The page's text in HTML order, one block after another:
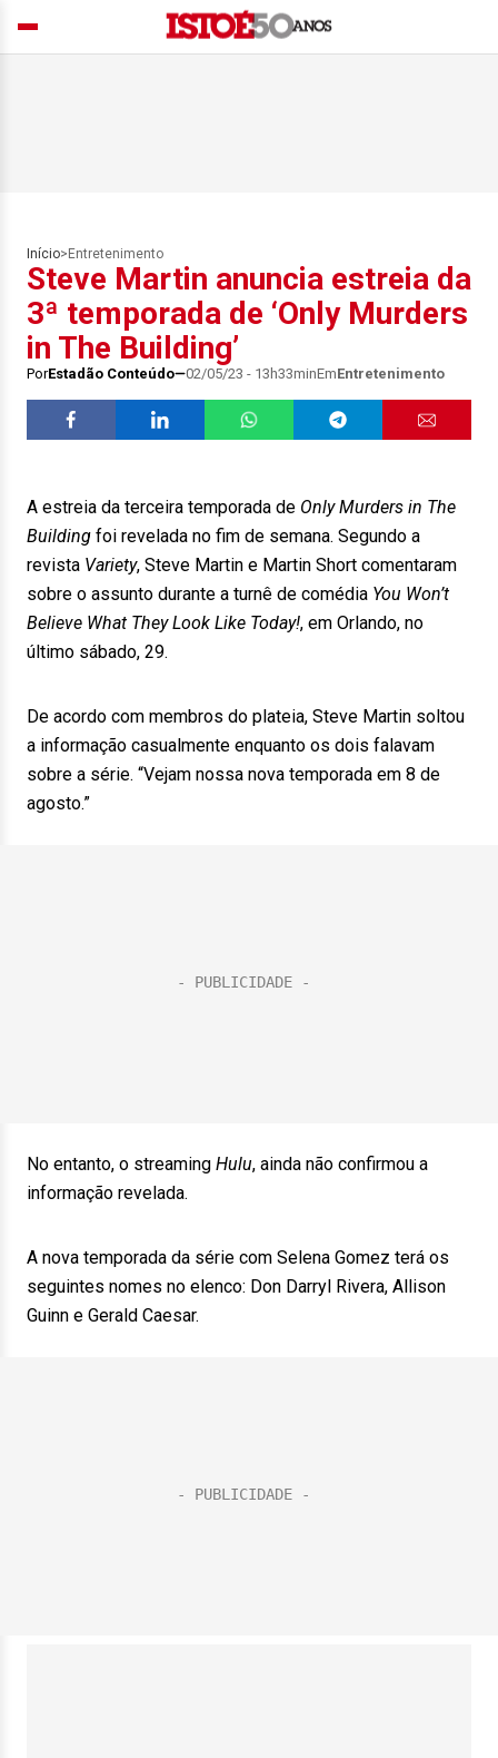
Início> Entretenimento
Steve Martin anuncia estreia da
3ª temporada de ‘Only Murders
in The Building’
PorEstadão Conteúdo 02/05/23 - 13h33minEmEntretenimento
A estreia da terceira temporada de Only Murders in The
Building foi revelada no fim de semana. Segundo a
revista Variety, Steve Martin e Martin Short comentaram
sobre o assunto durante a turnê de comédia You Won’t
Believe What They Look Like Today!, em Orlando, no
último sábado, 29.
De acordo com membros do plateia, Steve Martin soltou
a informação casualmente enquanto os dois falavam
sobre a série. “Vejam nossa nova temporada em 8 de
agosto.”
No entanto, o streaming Hulu, ainda não confirmou a
informação revelada.
A nova temporada da série com Selena Gomez terá os
seguintes nomes no elenco: Don Darryl Rivera, Allison
Guinn e Gerald Caesar.